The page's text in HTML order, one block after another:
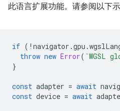
此语言扩展功能。请参阅以下
if ( ! navigator .gpu .
throw new Error( `WGSL
}
const adapter = await
const device = await